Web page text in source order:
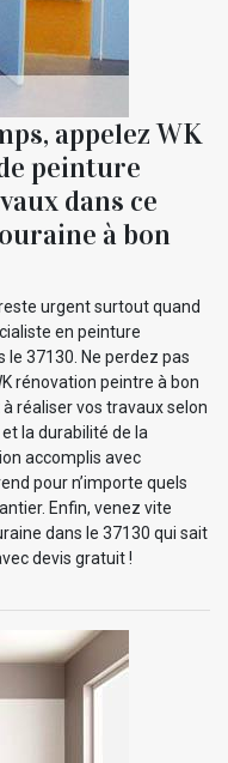
appelez WK
peinture
dans ce
à bon
urgent surtout quand
en peinture
le 37130. Ne perdez pas
rénovation peintre à bon
réaliser vos travaux selon
la durabilité de la
accomplis avec
pour n’importe quels
Enfin, venez vite
dans le 37130 qui sait
devis gratuit !